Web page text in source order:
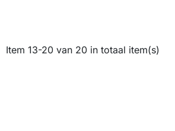
Item 13-20 van 20 in totaal item(s)